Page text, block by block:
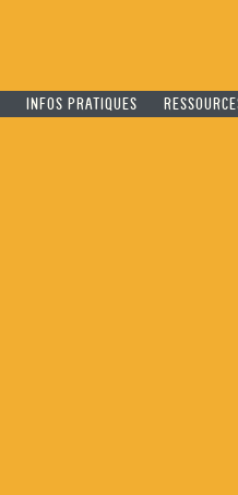
INFOS PRATIQUES